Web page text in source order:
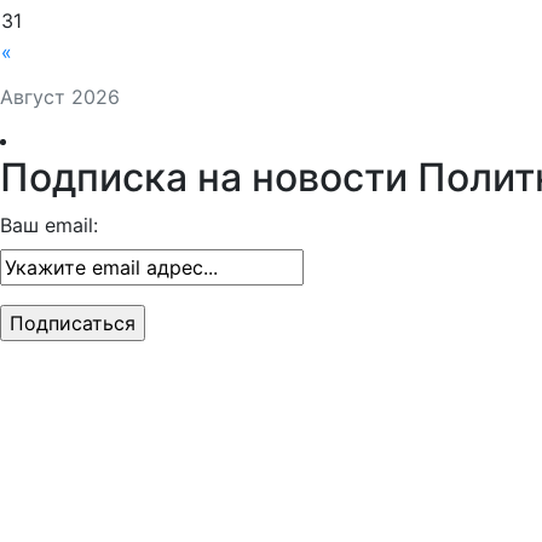
Август 2026
«
31
Подписка на новости
Ваш email: